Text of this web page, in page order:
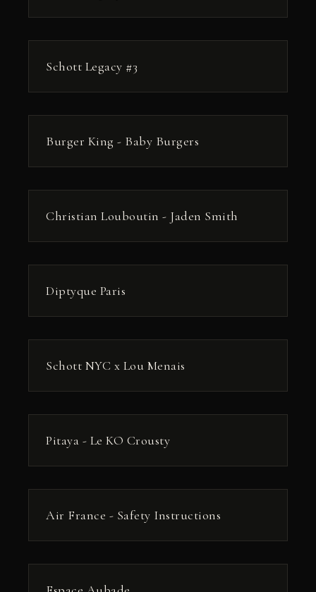
РЕКЛАМА
Schott Legacy #3
Burger King - Baby Burgers
РЕКЛАМА
Christian Louboutin - Jaden Smith
Diptyque Paris
РЕКЛАМА
Schott NYC x Lou Menais
Pitaya - Le KO Crousty
Air France - Safety Instructions